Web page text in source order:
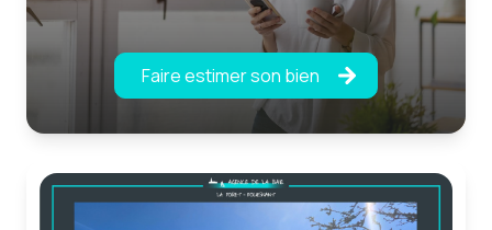
Faire estimer son bien